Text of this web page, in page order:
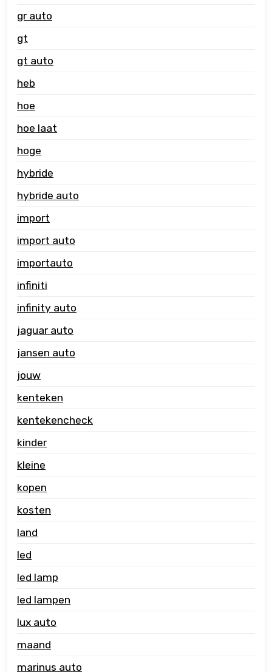
gr auto
gt
gt auto
heb
hoe
hoe laat
hoge
hybride
hybride auto
import
import auto
importauto
infiniti
infinity auto
jaguar auto
jansen auto
jouw
kenteken
kentekencheck
kinder
kleine
kopen
kosten
land
led
led lamp
led lampen
lux auto
maand
marinus auto